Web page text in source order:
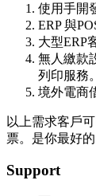
使用手開
ERP 與
大型ERP
無人繳款
列印服務。
境外電商
以上需求客戶
票。是你最好
Support